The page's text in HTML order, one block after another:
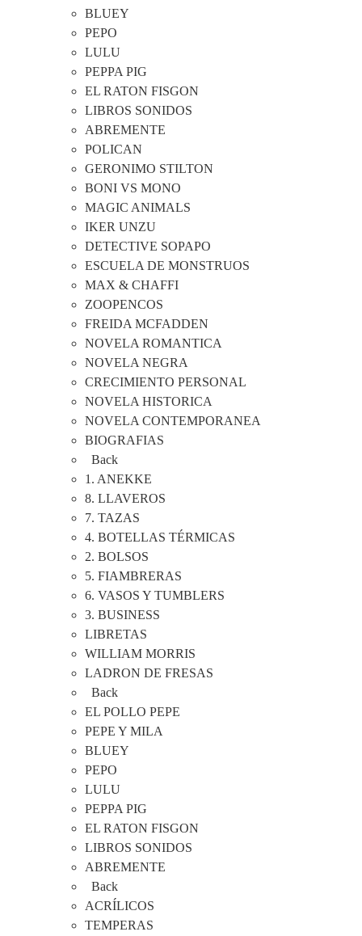
BLUEY
PEPO
LULU
PEPPA PIG
EL RATON FISGON
LIBROS SONIDOS
ABREMENTE
POLICAN
GERONIMO STILTON
BONI VS MONO
MAGIC ANIMALS
IKER UNZU
DETECTIVE SOPAPO
ESCUELA DE MONSTRUOS
MAX & CHAFFI
ZOOPENCOS
FREIDA MCFADDEN
NOVELA ROMANTICA
NOVELA NEGRA
CRECIMIENTO PERSONAL
NOVELA HISTORICA
NOVELA CONTEMPORANEA
BIOGRAFIAS
Back
1. ANEKKE
8. LLAVEROS
7. TAZAS
4. BOTELLAS TÉRMICAS
2. BOLSOS
5. FIAMBRERAS
6. VASOS Y TUMBLERS
3. BUSINESS
LIBRETAS
WILLIAM MORRIS
LADRON DE FRESAS
Back
EL POLLO PEPE
PEPE Y MILA
BLUEY
PEPO
LULU
PEPPA PIG
EL RATON FISGON
LIBROS SONIDOS
ABREMENTE
Back
ACRÍLICOS
TEMPERAS